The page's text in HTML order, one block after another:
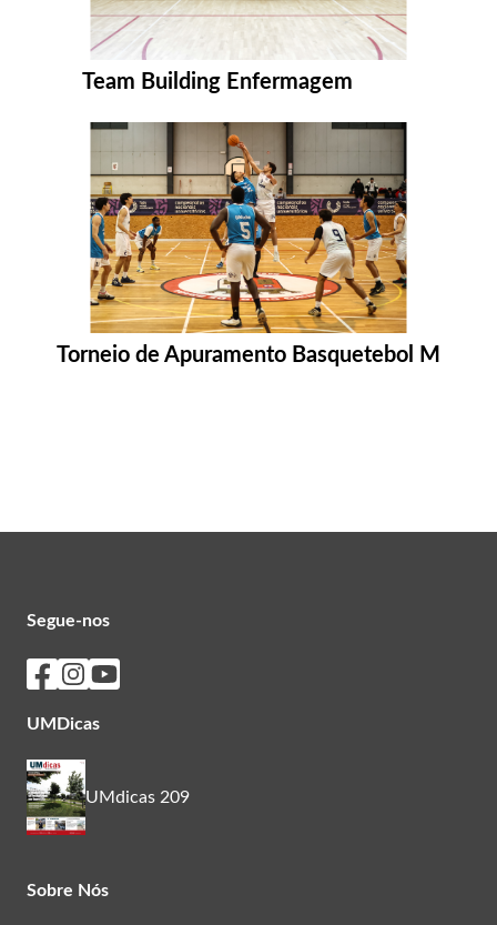
Entrar na pasta:
Team Building Enfermagem
Entrar na pasta:
Torneio de Apuramento Basquetebol M
Segue-nos
Seguir os SASUM no Facebook
Seguir os SASUM no Instagram
Seguir os SASUM no Youtube
UMDicas
UMdicas 209
Sobre Nós